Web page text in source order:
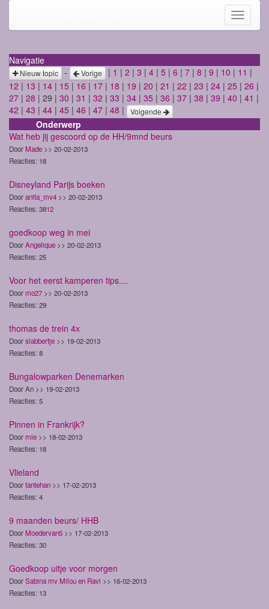
Toggle
Navigatie
Nieuw topic - Vorige | 1 | 2 | 3 | 4 | 5 | 6 | 7 | 8 | 9 | 10 | 11 |
12 | 13 | 14 | 15 | 16 | 17 | 18 | 19 | 20 | 21 | 22 | 23 | 24 | 25 | 26 |
27 | 28 | 29 | 30 | 31 | 32 | 33 | 34 | 35 | 36 | 37 | 38 | 39 | 40 | 41 |
42 | 43 | 44 | 45 | 46 | 47 | 48 | Volgende
Onderwerp
Wat heb jij gescoord op de HH/9mnd beurs
DoorMade >> 20-02-2013
Reacties: 18
Disneyland Parijs boeken
Dooranita_mv4 >> 20-02-2013
Reacties: 3812
goedkoop weg in mei
DoorAngelique >> 20-02-2013
Reacties: 25
Voor het eerst kamperen tips....
Doormo27 >> 20-02-2013
Reacties: 29
thomas de trein 4x
Doorslabbertje >> 19-02-2013
Reacties: 8
Bungalowparken Denemarken
Door An >> 19-02-2013
Reacties: 5
Pinnen in Frankrijk?
Doormie >> 18-02-2013
Reacties: 18
Vlieland
Doortantehan >> 17-02-2013
Reacties: 4
9 maanden beurs/ HHB
DoorMoedervan5 >> 17-02-2013
Reacties: 30
Goedkoop uitje voor morgen
DoorSabina mv Milou en Ravi >> 16-02-2013
Reacties: 13